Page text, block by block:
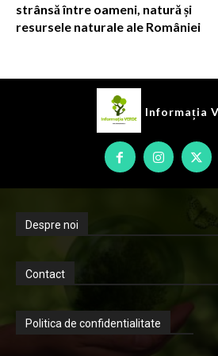
strânsă între oameni, natură și
resursele naturale ale României
Informația
Despre noi
Contact
Politica de confidentialitate